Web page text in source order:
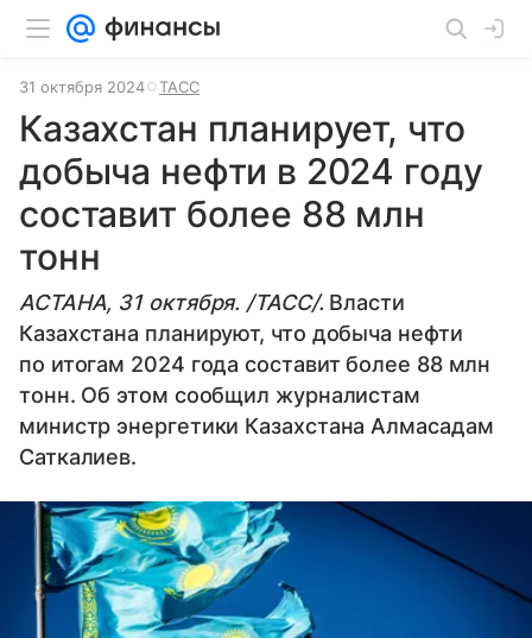
31 октября 2024 ТАСС
Казахстан планирует, что
добыча нефти в 2024 году
составит более 88 млн
тонн
АСТАНА, 31 октября. /ТАСС/. Власти
Казахстана планируют, что добыча нефти
по итогам 2024 года составит более 88 млн
тонн. Об этом сообщил журналистам
министр энергетики Казахстана Алмасадам
Саткалиев.